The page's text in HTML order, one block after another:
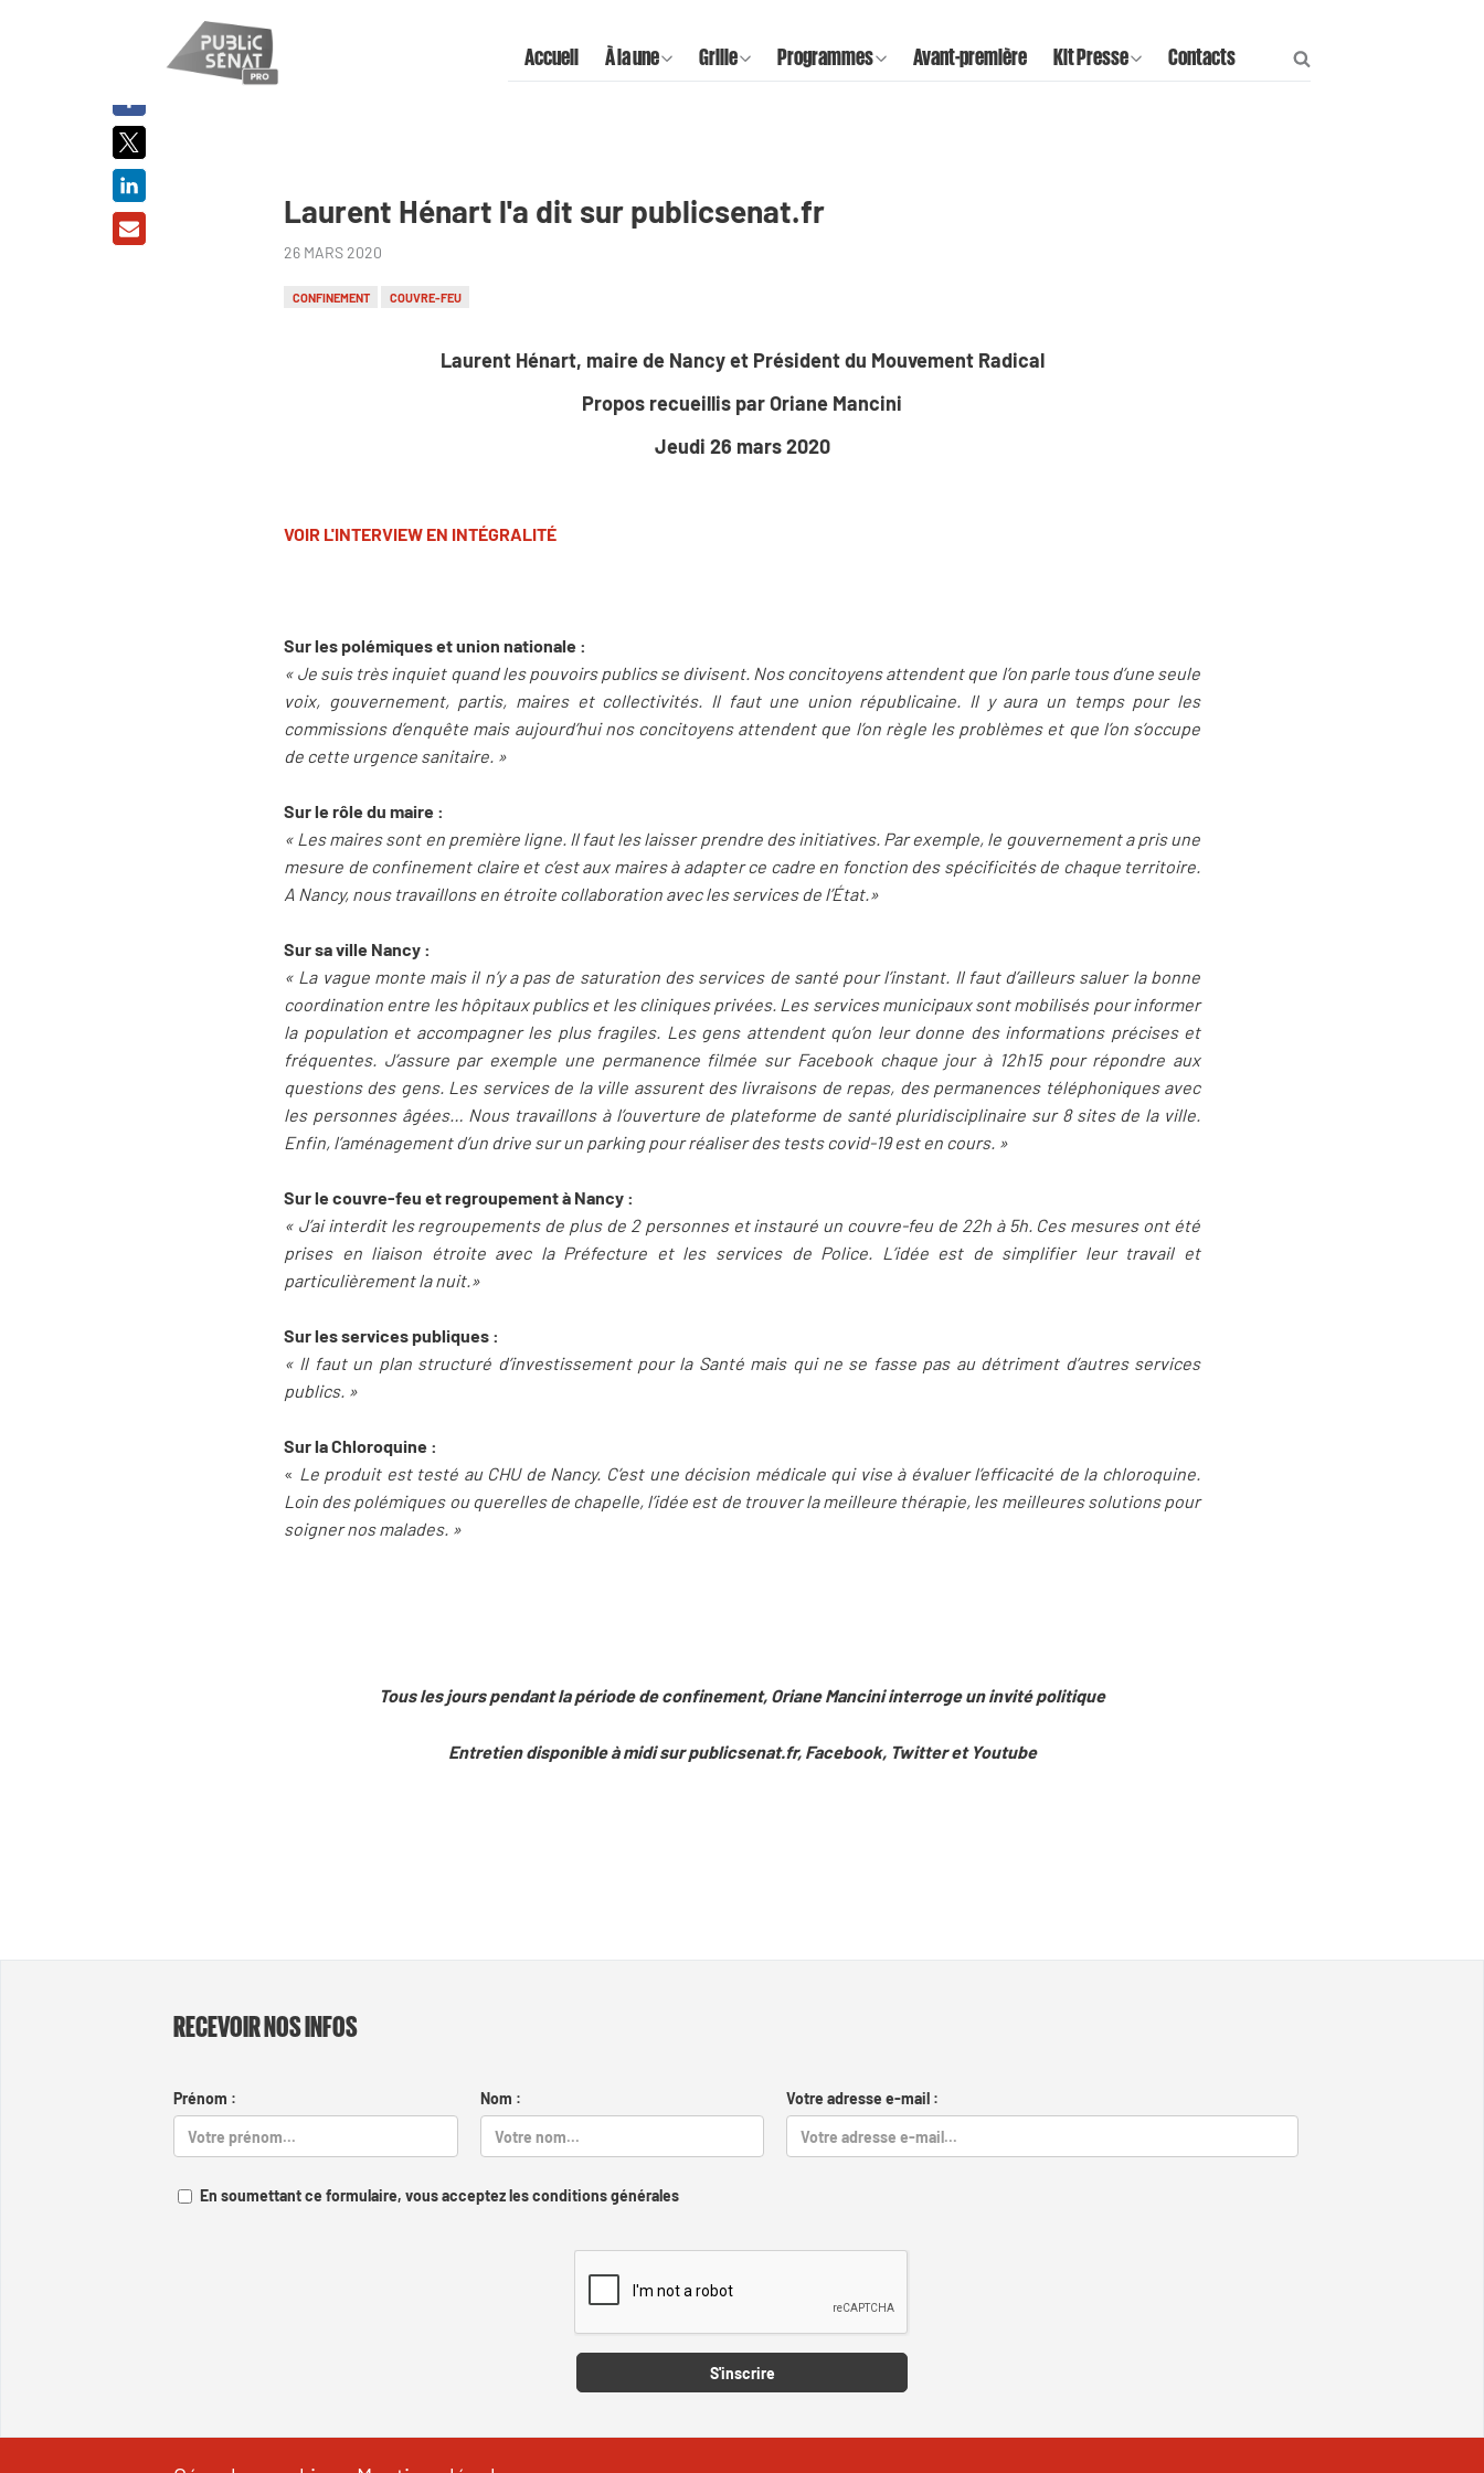
Accueil À la une Grille Programmes Avant-première Kit Presse Contacts
Laurent Hénart l'a dit sur publicsenat.fr
26 MARS 2020
CONFINEMENT COUVRE-FEU
Laurent Hénart, maire de Nancy et Président du Mouvement Radical
Propos recueillis par Oriane Mancini
Jeudi 26 mars 2020
VOIR L'INTERVIEW EN INTÉGRALITÉ
Sur les polémiques et union nationale :
« Je suis très inquiet quand les pouvoirs publics se divisent. Nos concitoyens attendent que l’on parle tous d’une seule
voix, gouvernement, partis, maires et collectivités. Il faut une union républicaine. Il y aura un temps pour les
commissions d’enquête mais aujourd’hui nos concitoyens attendent que l’on règle les problèmes et que l’on s’occupe
de cette urgence sanitaire. »
Sur le rôle du maire :
« Les maires sont en première ligne. Il faut les laisser prendre des initiatives. Par exemple, le gouvernement a pris une
mesure de confinement claire et c’est aux maires à adapter ce cadre en fonction des spécificités de chaque territoire.
A Nancy, nous travaillons en étroite collaboration avec les services de l’État.»
Sur sa ville Nancy :
« La vague monte mais il n’y a pas de saturation des services de santé pour l’instant. Il faut d’ailleurs saluer la bonne
coordination entre les hôpitaux publics et les cliniques privées. Les services municipaux sont mobilisés pour informer
la population et accompagner les plus fragiles. Les gens attendent qu’on leur donne des informations précises et
fréquentes. J’assure par exemple une permanence filmée sur Facebook chaque jour à 12h15 pour répondre aux
questions des gens. Les services de la ville assurent des livraisons de repas, des permanences téléphoniques avec
les personnes âgées… Nous travaillons à l’ouverture de plateforme de santé pluridisciplinaire sur 8 sites de la ville.
Enfin, l’aménagement d’un drive sur un parking pour réaliser des tests covid-19 est en cours. »
Sur le couvre-feu et regroupement à Nancy :
« J’ai interdit les regroupements de plus de 2 personnes et instauré un couvre-feu de 22h à 5h. Ces mesures ont été
prises en liaison étroite avec la Préfecture et les services de Police. L’idée est de simplifier leur travail et
particulièrement la nuit.»
Sur les services publiques :
« Il faut un plan structuré d’investissement pour la Santé mais qui ne se fasse pas au détriment d’autres services
publics. »
Sur la Chloroquine :
« Le produit est testé au CHU de Nancy. C’est une décision médicale qui vise à évaluer l’efficacité de la chloroquine.
Loin des polémiques ou querelles de chapelle, l’idée est de trouver la meilleure thérapie, les meilleures solutions pour
soigner nos malades. »
Tous les jours pendant la période de confinement, Oriane Mancini interroge un invité politique
Entretien disponible à midi sur publicsenat.fr, Facebook, Twitter et Youtube
RECEVOIR NOS INFOS
Prénom : Nom : Votre adresse e-mail :
En soumettant ce formulaire, vous acceptez les conditions générales
S'inscrire